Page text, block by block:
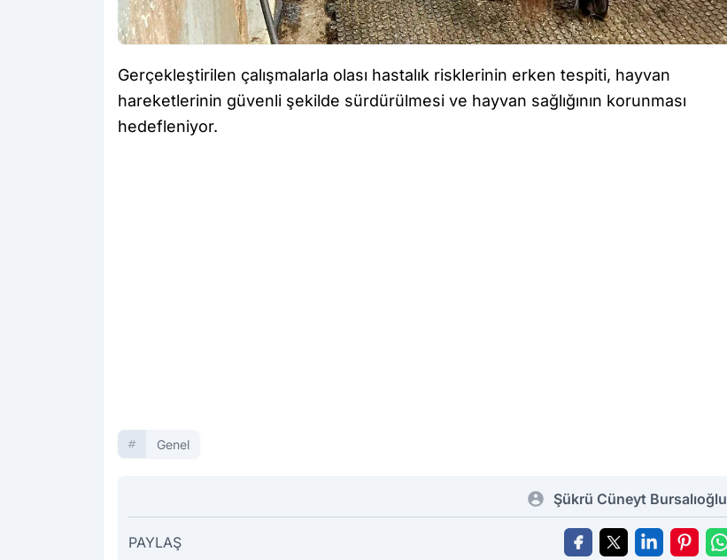
Gerçekleştirilen çalışmalarla olası hastalık risklerinin erken tespiti, hayvan
hareketlerinin güvenli şekilde sürdürülmesi ve hayvan sağlığının korunması
hedefleniyor.
Genel
Şükrü Cüneyt Bursalıoğlu
PAYLAŞ